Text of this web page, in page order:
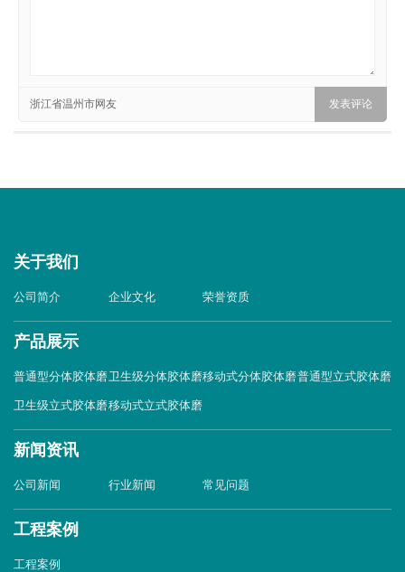
浙江省温州市网友
关于我们
公司简介 企业文化 荣誉资质
产品展示
普通型分体胶体磨卫生级分体胶体磨移动式分体胶体磨普通型立式胶体磨
卫生级立式胶体磨移动式立式胶体磨
新闻资讯
公司新闻 行业新闻 常见问题
工程案例
工程案例